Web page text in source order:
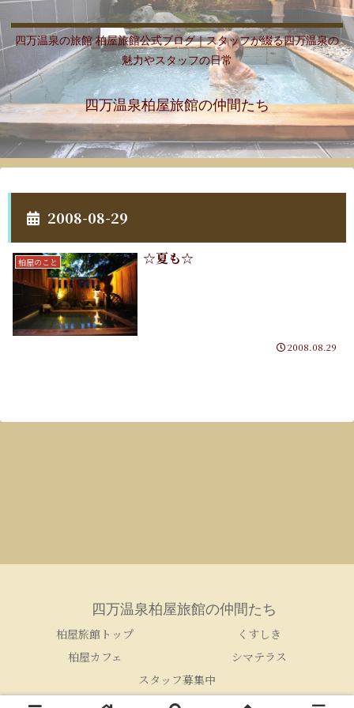
四万温泉の旅館 柏屋旅館公式ブログ｜スタッフが綴る四万温泉の
魅力やスタッフの日常
四万温泉柏屋旅館の仲間たち
2008-08-29
柏屋のこと ☆夏も☆
2008.08.29
四万温泉柏屋旅館の仲間たち
柏屋旅館トップ
くすしき
柏屋カフェ
シマテラス
スタッフ募集中